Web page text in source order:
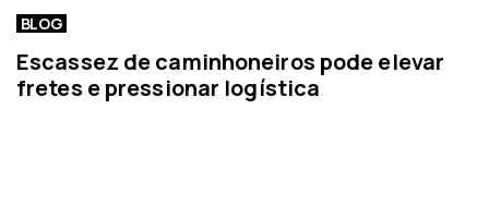
BLOG
Escassez de caminhoneiros pode elevar
fretes e pressionar logística